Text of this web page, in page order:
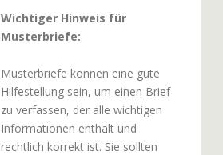
Wichtiger Hinweis für
Musterbriefe:
Musterbriefe können eine gute
Hilfestellung sein, um einen Brief
zu verfassen, der alle wichtigen
Informationen enthält und
rechtlich korrekt ist. Sie sollten